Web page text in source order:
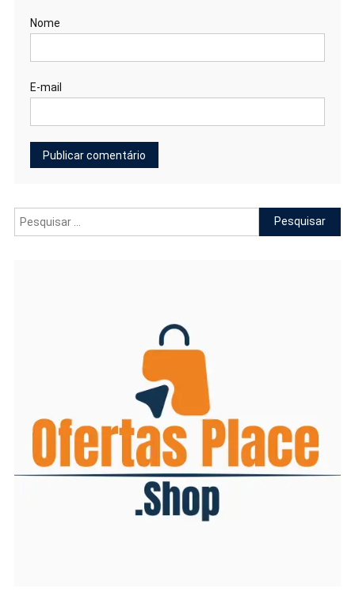
Nome
E-mail